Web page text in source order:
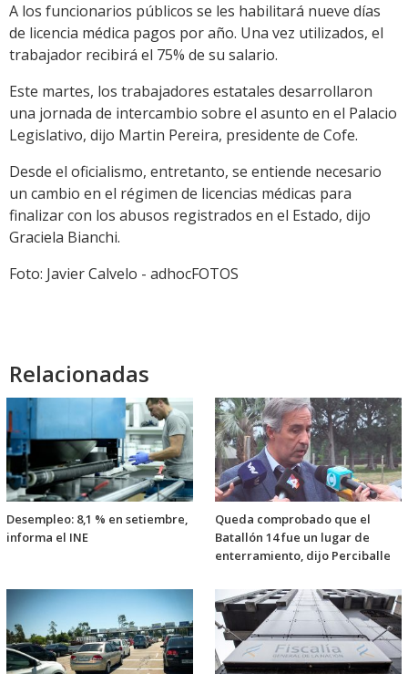
A los funcionarios públicos se les habilitará nueve días
de licencia médica pagos por año. Una vez utilizados, el
trabajador recibirá el 75% de su salario.
Este martes, los trabajadores estatales desarrollaron
una jornada de intercambio sobre el asunto en el Palacio
Legislativo, dijo Martin Pereira, presidente de Cofe.
Desde el oficialismo, entretanto, se entiende necesario
un cambio en el régimen de licencias médicas para
finalizar con los abusos registrados en el Estado, dijo
Graciela Bianchi.
Foto: Javier Calvelo - adhocFOTOS
Relacionadas
Desempleo: 8,1 % en setiembre,
informa el INE
Queda comprobado que el
Batallón 14 fue un lugar de
enterramiento, dijo Perciballe